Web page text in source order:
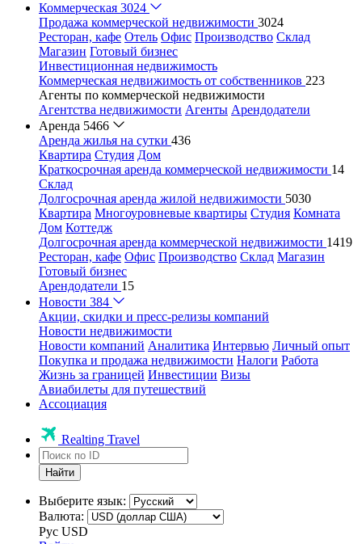
Коммерческая 3024
Продажа коммерческой недвижимости 3024
Ресторан, кафе Отель Офис Производство Склад
Магазин Готовый бизнес
Инвестиционная недвижимость
Коммерческая недвижимость от собственников 223
Агенты по коммерческой недвижимости
Агентства недвижимости Агенты Арендодатели
Аренда 5466
Аренда жилья на сутки 436
Квартира Студия Дом
Краткосрочная аренда коммерческой недвижимости 14
Склад
Долгосрочная аренда жилой недвижимости 5030
Квартира Многоуровневые квартиры Студия Комната
Дом Коттедж
Долгосрочная аренда коммерческой недвижимости 1419
Ресторан, кафе Офис Производство Склад Магазин
Готовый бизнес
Арендодатели 15
Новости 384
Акции, скидки и пресс-релизы компаний
Новости недвижимости
Новости компаний Аналитика Интервью Личный опыт
Покупка и продажа недвижимости Налоги Работа
Жизнь за границей Инвестиции Визы
Авиабилеты для путешествий
Ассоциация
Realting Travel
Найти
Выберите язык:
Валюта:
Рус USD